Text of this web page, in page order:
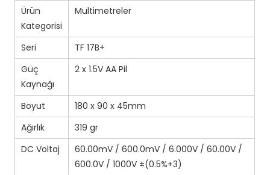
Ürün
Kategorisi
Multimetreler
Seri
TF 17B+
Güç
Kaynağı
2 x 1.5V AA Pil
Boyut
180 x 90 x 45mm
Ağırlık
319 gr
DC Voltaj
60.00mV / 600.0mV / 6.000V / 60.00V /
600.0V / 1000V ±(0.5%+3)